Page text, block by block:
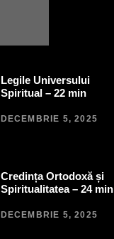
Legile Universului
Spiritual – 22 min
DECEMBRIE 5, 2025
Credința Ortodoxă și
Spiritualitatea – 24 min
DECEMBRIE 5, 2025